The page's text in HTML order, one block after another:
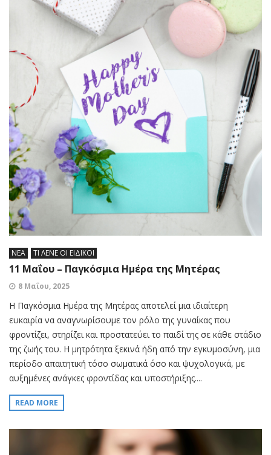
ΝΕΑ ΤΙ ΛΕΝΕ ΟΙ ΕΙΔΙΚΟΙ
11 Μαΐου – Παγκόσμια Ημέρα της Μητέρας
8 Μαΐου, 2025
Η Παγκόσμια Ημέρα της Μητέρας αποτελεί μια ιδιαίτερη
ευκαιρία να αναγνωρίσουμε τον ρόλο της γυναίκας που
φροντίζει, στηρίζει και προστατεύει το παιδί της σε κάθε στάδιο
της ζωής του. Η μητρότητα ξεκινά ήδη από την εγκυμοσύνη, μια
περίοδο απαιτητική τόσο σωματικά όσο και ψυχολογικά, με
αυξημένες ανάγκες φροντίδας και υποστήριξης....
READ MORE